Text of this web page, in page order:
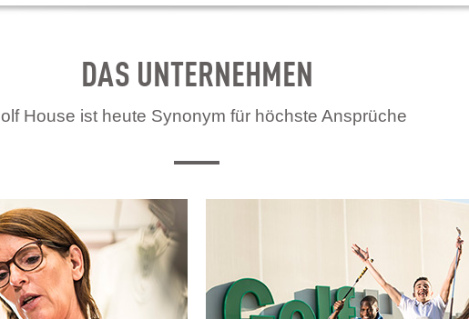
DAS UNTERNEHMEN
House ist heute Synonym für höchste Ansprüche